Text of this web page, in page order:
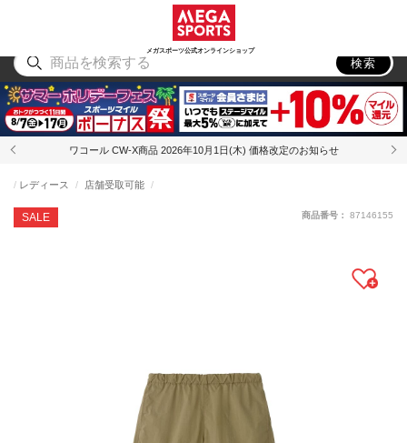
メガスポーツ公式オンラインショップ
アウトドア
検索
ワコール CW-X商品 2026年10月1日(木) 価格改定のお知らせ
SALE
レディース 店舗受取可能
商品番号： 87146155